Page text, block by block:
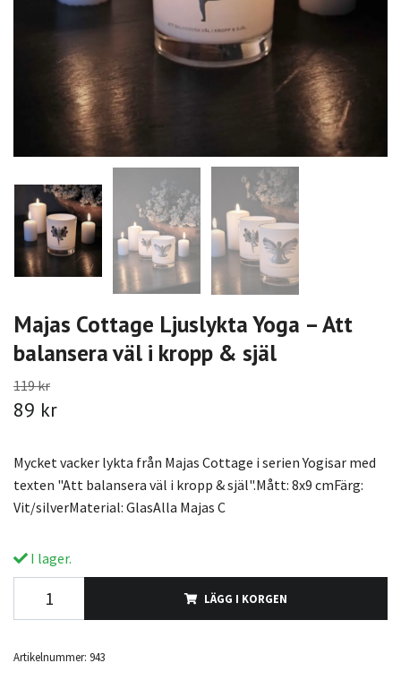
Majas Cottage Ljuslykta Yoga – Att
balansera väl i kropp & själ
119 kr
89 kr
Mycket vacker lykta från Majas Cottage i serien Yogisar med
texten "Att balansera väl i kropp & själ".Mått: 8x9 cmFärg:
Vit/silverMaterial: GlasAlla Majas C
I lager.
LÄGG I KORGEN
Artikelnummer: 943